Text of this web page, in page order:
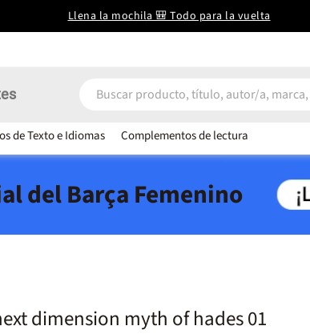
Llena la mochila 🎒 Todo para la vuelta
de Texto e Idiomas Complementos de lectura
del Barça Femenino
dimension myth of hades 01